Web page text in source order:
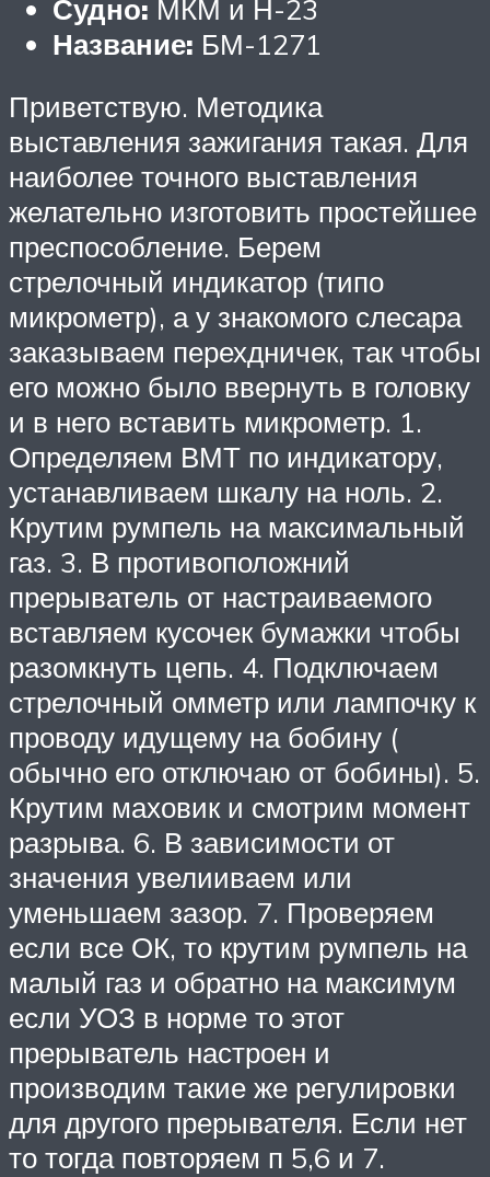
Судно: МКМ и Н-23
Название: БМ-1271
Приветствую. Методика
выставления зажигания такая. Для
наиболее точного выставления
желательно изготовить простейшее
преспособление. Берем
стрелочный индикатор (типо
микрометр), а у знакомого слесара
заказываем перехдничек, так чтобы
его можно было ввернуть в головку
и в него вставить микрометр. 1.
Определяем ВМТ по индикатору,
устанавливаем шкалу на ноль. 2.
Крутим румпель на максимальный
газ. 3. В противоположний
прерыватель от настраиваемого
вставляем кусочек бумажки чтобы
разомкнуть цепь. 4. Подключаем
стрелочный омметр или лампочку к
проводу идущему на бобину (
обычно его отключаю от бобины). 5.
Крутим маховик и смотрим момент
разрыва. 6. В зависимости от
значения увелииваем или
уменьшаем зазор. 7. Проверяем
если все ОК, то крутим румпель на
малый газ и обратно на максимум
если УОЗ в норме то этот
прерыватель настроен и
производим такие же регулировки
для другого прерывателя. Если нет
то тогда повторяем п 5,6 и 7.